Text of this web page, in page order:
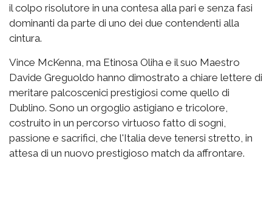
il colpo risolutore in una contesa alla pari e senza fasi
dominanti da parte di uno dei due contendenti alla
cintura.
Vince McKenna, ma Etinosa Oliha e il suo Maestro
Davide Greguoldo hanno dimostrato a chiare lettere di
meritare palcoscenici prestigiosi come quello di
Dublino. Sono un orgoglio astigiano e tricolore,
costruito in un percorso virtuoso fatto di sogni,
passione e sacrifici, che l'Italia deve tenersi stretto, in
attesa di un nuovo prestigioso match da affrontare.